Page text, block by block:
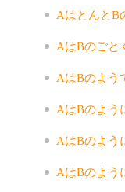
AはとんとB
AはBのごと
AはBのよう
AはBのよう
AはBのよう
AはBのよう